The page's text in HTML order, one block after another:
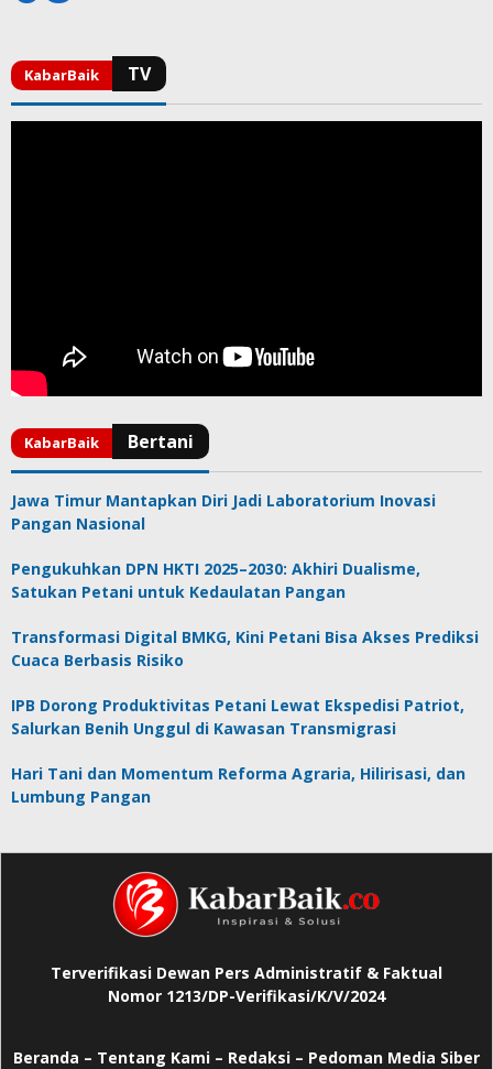
Jawa Timur Mantapkan Diri Jadi Laboratorium Inovasi
Pangan Nasional
Pengukuhkan DPN HKTI 2025–2030: Akhiri Dualisme,
Satukan Petani untuk Kedaulatan Pangan
Transformasi Digital BMKG, Kini Petani Bisa Akses Prediksi
Cuaca Berbasis Risiko
IPB Dorong Produktivitas Petani Lewat Ekspedisi Patriot,
Salurkan Benih Unggul di Kawasan Transmigrasi
Hari Tani dan Momentum Reforma Agraria, Hilirisasi, dan
Lumbung Pangan
Terverifikasi Dewan Pers Administratif & Faktual
Nomor 1213/DP-Verifikasi/K/V/2024
Beranda – Tentang Kami – Redaksi – Pedoman Media Siber